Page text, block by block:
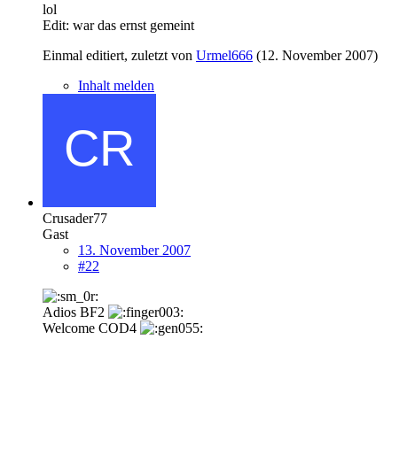
lol
Edit: war das ernst gemeint
Einmal editiert, zuletzt von Urmel666 (12. November 2007)
Inhalt melden
Crusader77
Gast
13. November 2007
#22
Adios BF2
Welcome COD4